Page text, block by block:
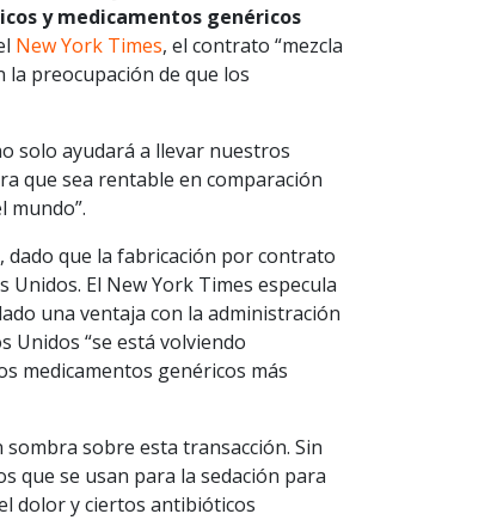
y medicamentos genéricos
New York Times, el contrato “mezcla
la preocupación de que los
solo ayudará a llevar nuestros
que sea rentable en comparación
mundo”.
que la fabricación por contrato
El New York Times especula
una ventaja con la administración
Unidos “se está volviendo
medicamentos genéricos más
sobre esta transacción. Sin
que se usan para la sedación para
dolor y ciertos antibióticos